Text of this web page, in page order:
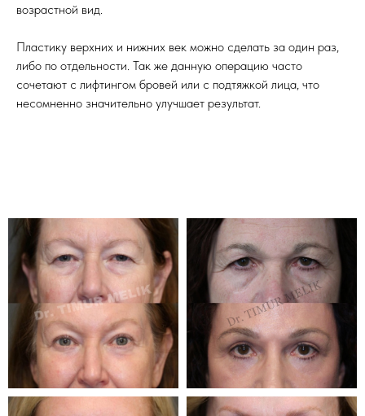
возрастной вид.
Пластику верхних и нижних век можно сделать за один раз,
либо по отдельности. Так же данную операцию часто
сочетают с лифтингом бровей или с подтяжкой лица, что
несомненно значительно улучшает результат.